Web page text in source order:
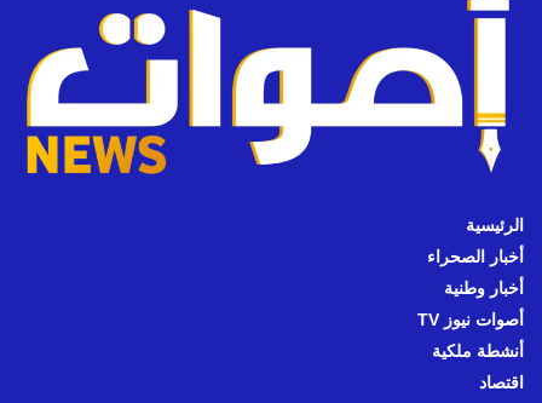
الرئيسية
أخبار الصحراء
أخبار وطنية
أصوات نيوز TV
أنشطة ملكية
اقتصاد